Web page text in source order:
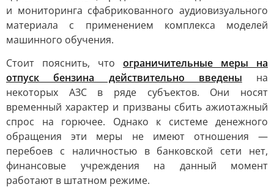
и мониторинга сфабрикованного аудиовизуального
материала с применением комплекса моделей
машинного обучения.
Стоит пояснить, что ограничительные меры на
отпуск бензина действительно введены на
некоторых АЗС в ряде субъектов. Они носят
временный характер и призваны сбить ажиотажный
спрос на горючее. Однако к системе денежного
обращения эти меры не имеют отношения —
перебоев с наличностью в банковской сети нет,
финансовые учреждения на данный момент
работают в штатном режиме.